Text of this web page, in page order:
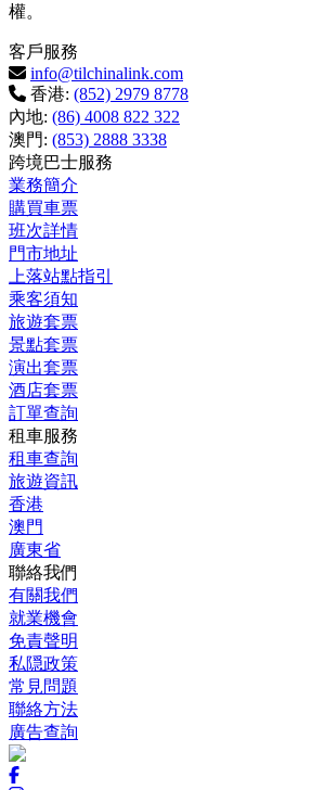
權。
客戶服務
info@tilchinalink.com
香港: (852) 2979 8778
內地: (86) 4008 822 322
澳門: (853) 2888 3338
跨境巴士服務
業務簡介
購買車票
班次詳情
門市地址
上落站點指引
乘客須知
旅遊套票
景點套票
演出套票
酒店套票
訂單查詢
租車服務
租車查詢
旅遊資訊
香港
澳門
廣東省
聯絡我們
有關我們
就業機會
免責聲明
私隠政策
常見問題
聯絡方法
廣告查詢